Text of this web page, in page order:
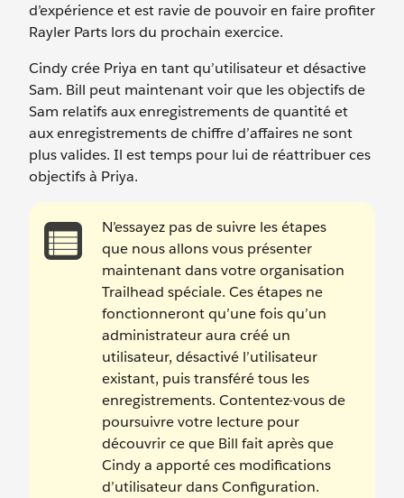
d’expérience et est ravie de pouvoir en faire profiter
Rayler Parts lors du prochain exercice.
Cindy crée Priya en tant qu’utilisateur et désactive
Sam. Bill peut maintenant voir que les objectifs de
Sam relatifs aux enregistrements de quantité et
aux enregistrements de chiffre d’affaires ne sont
plus valides. Il est temps pour lui de réattribuer ces
objectifs à Priya.
N’essayez pas de suivre les étapes
que nous allons vous présenter
maintenant dans votre organisation
Trailhead spéciale. Ces étapes ne
fonctionneront qu’une fois qu’un
administrateur aura créé un
utilisateur, désactivé l’utilisateur
existant, puis transféré tous les
enregistrements. Contentez-vous de
poursuivre votre lecture pour
découvrir ce que Bill fait après que
Cindy a apporté ces modifications
d’utilisateur dans Configuration.